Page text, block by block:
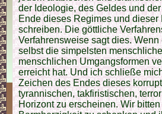
der Ideologie, des Geldes und
Ende dieses Regimes und
schreiben. Die göttliche
Verfahrensweise sagt dies.
selbst die simpelsten
menschlichen Umgangsformen
erreicht hat. Und ich schließe
Zeichen des Endes dieses
tyrannischen, takfiristischen,
Horizont zu erscheinen. Wir